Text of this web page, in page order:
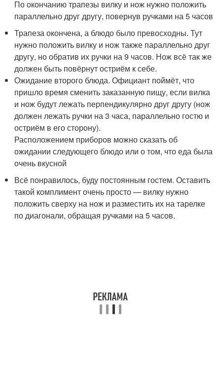
По окончанию трапезы вилку и нож нужно положить
параллельно друг другу, повернув ручками на 5 часов
Трапеза окончена, а блюдо было превосходны. Тут
нужно положить вилку и нож также параллельно друг
другу, но обратив их ручки на 9 часов. Нож всё так же
должен быть повёрнут остриём к себе.
Ожидание второго блюда. Официант поймёт, что
пришло время сменить заказанную пищу, если вилка
и нож будут лежать перпендикулярно друг другу (нож
должен лежать ручки на 3 часа, параллельно гостю и
остриём в его сторону).
Расположением приборов можно сказать об
ожидании следующего блюдо или о том, что еда была
очень вкусной
Всё понравилось, буду постоянным гостем. Оставить
такой комплимент очень просто — вилку нужно
положить сверху на нож и разместить их на тарелке
по диагонали, обращая ручками на 5 часов.